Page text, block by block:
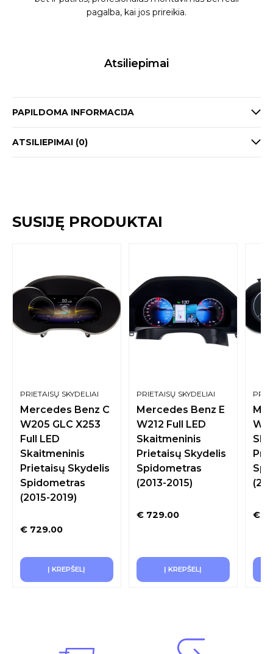
pagalba, kai jos prireikia.
Atsiliepimai
PAPILDOMA INFORMACIJA
ATSILIEPIMAI (0)
SUSIJĘ PRODUKTAI
PRIETAISŲ SKYDELIAI
Mercedes Benz C
W205 GLC X253
Full LED
Skaitmeninis
Prietaisų Skydelis
Spidometras
(2015-2019)
€ 729.00
Į KREPŠELĮ
PRIETAISŲ SKYDELIAI
Mercedes Benz E
W212 Full LED
Skaitmeninis
Prietaisų Skydelis
Spidometras
(2013-2015)
€729.00
Į KREPŠELĮ
€